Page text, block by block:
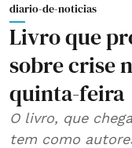
diario-de-noticias
Livro que
sobre crise
quinta-feira
O livro, que
tem como